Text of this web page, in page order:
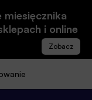
miesięcznika
i online